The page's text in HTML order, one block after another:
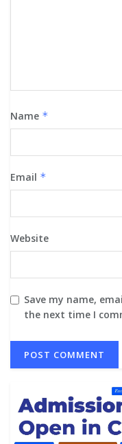
Name *
Email *
Website
Save my name,
the next time I